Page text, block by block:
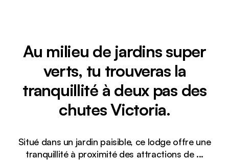
Au milieu de jardins super
verts, tu trouveras la
tranquillité à deux pas des
chutes Victoria.
Situé dans un jardin paisible, ce lodge offre une
tranquillité à proximité des attractions de ...